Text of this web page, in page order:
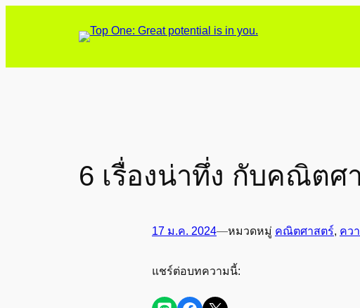
เนื้อหา
6 เรื่องน่าทึ่ง กับคณิตศ
17 ม.ค. 2024—หมวดหมู่ คณิตศาสตร์, คว
แชร์ต่อบทความนี้: